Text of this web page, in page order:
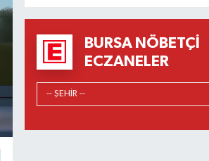
BURSA NÖBETÇI
ECZANELER